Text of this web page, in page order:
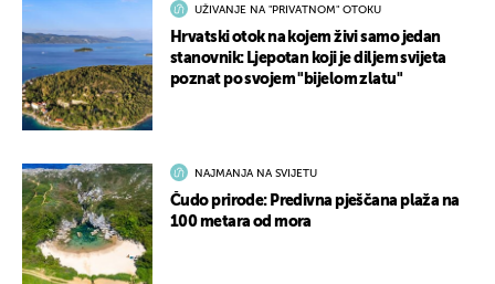
UŽIVANJE NA "PRIVATNOM" OTOKU
Hrvatski otok na kojem živi samo jedan
stanovnik: Ljepotan koji je diljem svijeta
poznat po svojem "bijelom zlatu"
NAJMANJA NA SVIJETU
Čudo prirode: Predivna pješčana plaža na
100 metara od mora